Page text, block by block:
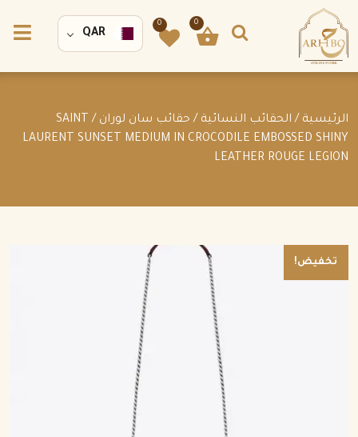
0
0
QAR
الرئيسية / الحقائب النسائية / حقائب سان لوران
/ SAINT
LAURENT SUNSET MEDIUM IN CROCODILE EMBOSSED SHINY
LEATHER ROUGE LEGION
تخفيض!